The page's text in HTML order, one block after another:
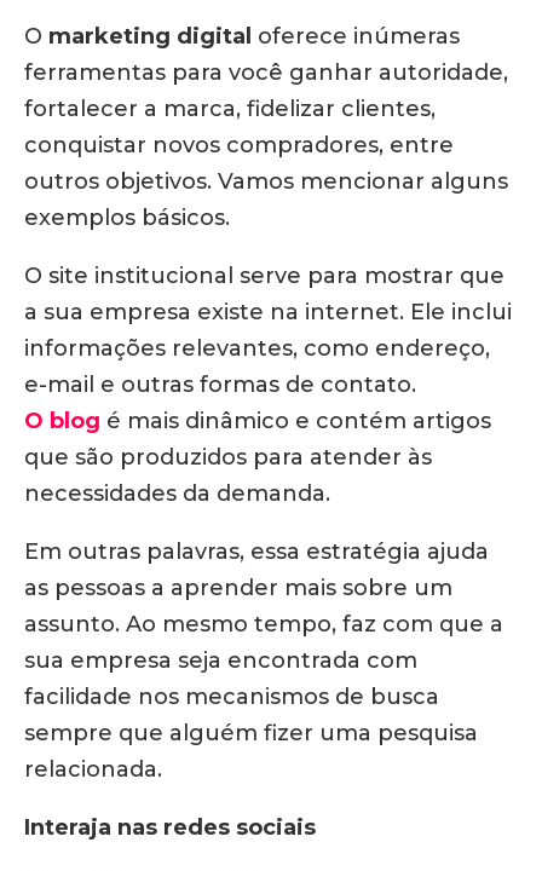
O marketing digital oferece inúmeras
ferramentas para você ganhar autoridade,
fortalecer a marca, fidelizar clientes,
conquistar novos compradores, entre
outros objetivos. Vamos mencionar alguns
exemplos básicos.
O site institucional serve para mostrar que
a sua empresa existe na internet. Ele inclui
informações relevantes, como endereço,
e-mail e outras formas de contato.
O blog é mais dinâmico e contém artigos
que são produzidos para atender às
necessidades da demanda.
Em outras palavras, essa estratégia ajuda
as pessoas a aprender mais sobre um
assunto. Ao mesmo tempo, faz com que a
sua empresa seja encontrada com
facilidade nos mecanismos de busca
sempre que alguém fizer uma pesquisa
relacionada.
Interaja nas redes sociais